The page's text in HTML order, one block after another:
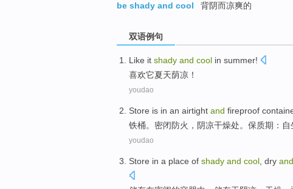
be shady and cool
背阴而凉爽的
双语例句
Like it shady and cool in summer!
喜欢它夏天荫凉 ！
youdao
Store is in an airtight and fireproof
铁桶。 密闭防火 ， 阴凉干燥处。保质期：自
youdao
Store in a place of shady and cool dry and